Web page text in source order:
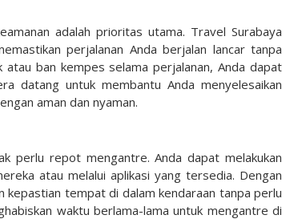
adalah prioritas utama. Travel Surabaya
perjalanan Anda berjalan lancar tanpa
ban kempes selama perjalanan, Anda dapat
datang untuk membantu Anda menyelesaikan
aman dan nyaman.
perlu repot mengantre. Anda dapat melakukan
atau melalui aplikasi yang tersedia. Dengan
kepastian tempat di dalam kendaraan tanpa perlu
waktu berlama-lama untuk mengantre di